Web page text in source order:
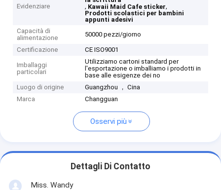
Evidenziare
, Kawaii Maid Cafe sticker,
Prodotti scolastici per bambini
appunti adesivi
Capacità di
alimentazione
50000 pezzi/giorno
Certificazione CE ISO9001
Imballaggi
particolari
Utilizziamo cartoni standard per
l'esportazione o imballiamo i prodotti in
base alle esigenze dei no
Luogo di origine
Guangzhou ， Cina
Marca
Changguan
Osservi più
Dettagli Di Contatto
Miss. Wandy